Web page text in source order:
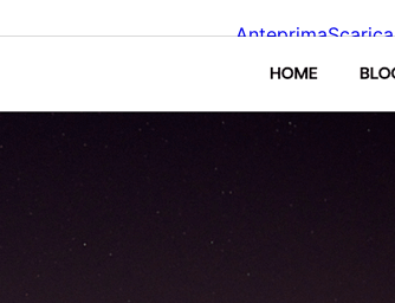
AnteprimaScarica
Installazioni attive